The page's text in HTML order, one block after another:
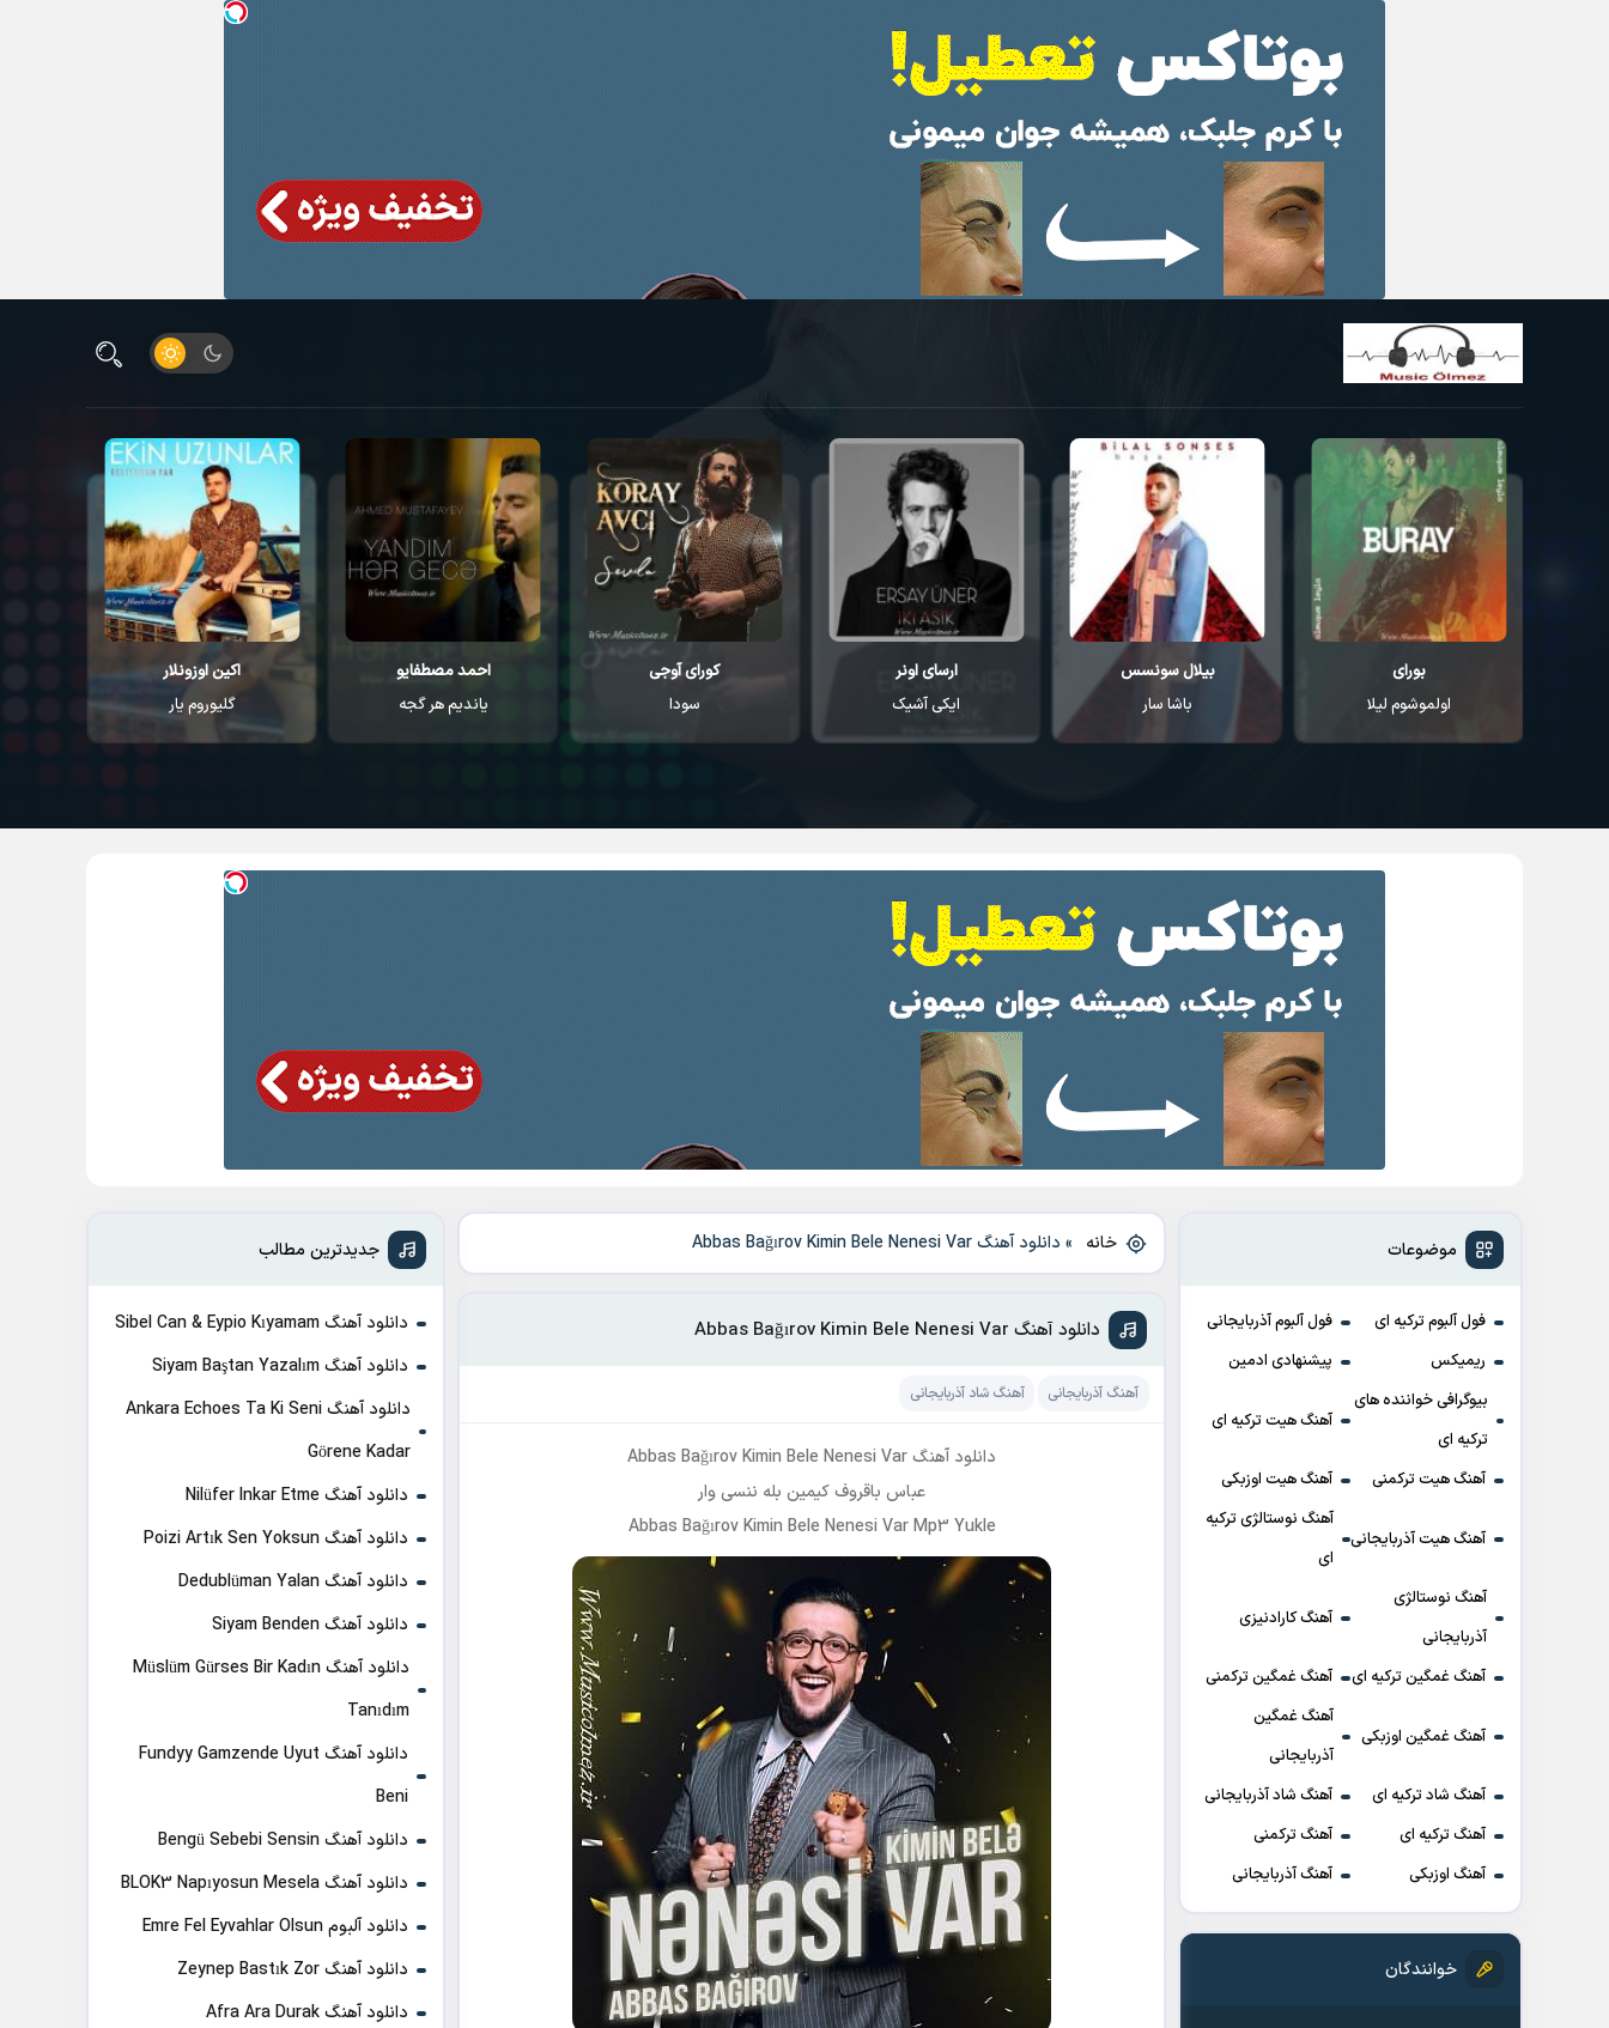
بیلال سونسس
باشا سار
ارسای اونر
ایکی آشیک
کورای آوجی
سودا
احمد مصطفایو
یاندیم هر گجه
اکین اوزونلار
گلیوروم یار
مهرداد کسانی
ماجرام
موضوعات
فول آلبوم ترکیه ای
فول آلبوم آذربایجانی
ریمیکس
پیشنهادی ادمین
بیوگرافی خواننده های
ترکیه ای
آهنگ هیت ترکیه ای
آهنگ هیت ترکمنی آهنگ هیت اوزبکی
آهنگ هیت آذربایجانی
آهنگ نوستالژی ترکیه
ای
آهنگ نوستالژی
آذربایجانی
آهنگ کارادنیزی
آهنگ غمگین ترکیه ای آهنگ غمگین ترکمنی
آهنگ غمگین اوزبکی
آهنگ غمگین
آذربایجانی
آهنگ شاد ترکیه ای
آهنگ شاد آذربایجانی
آهنگ ترکیه ای
آهنگ ترکمنی
آهنگ اوزبکی
آهنگ آذربایجانی
خوانندگان
خانه » دانلود آهنگ Abbas Bağırov Kimin Bele Nenesi Var
دانلود آهنگ Abbas Bağırov Kimin Bele Nenesi Var
آهنگ آذربایجانی آهنگ شاد آذربایجانی
دانلود آهنگ Abbas Bağırov Kimin Bele Nenesi Var
عباس باقروف کیمین بله ننسی وار
Abbas Bağırov Kimin Bele Nenesi Var Mp3 Yukle
جدیدترین مطالب
دانلود آهنگ Sibel Can & Eypio Kıyamam
دانلود آهنگ Siyam Baştan Yazalım
دانلود آهنگ Ankara Echoes Ta Ki Seni
Görene Kadar
دانلود آهنگ Nilüfer Inkar Etme
دانلود آهنگ Poizi Artık Sen Yoksun
دانلود آهنگ Dedublüman Yalan
دانلود آهنگ Siyam Benden
دانلود آهنگ Müslüm Gürses Bir Kadın
Tanıdım
دانلود آهنگ Fundyy Gamzende Uyut
Beni
دانلود آهنگ Bengü Sebebi Sensin
دانلود آهنگ BLOK3 Napıyosun Mesela
دانلود آلبوم Emre Fel Eyvahlar Olsun
دانلود آهنگ Zeynep Bastık Zor
دانلود آهنگ Afra Ara Durak